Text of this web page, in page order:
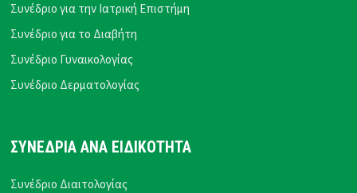
Συνέδριο για την Ιατρική Επιστήμη
Συνέδριο για το Διαβήτη
Συνέδριο Γυναικολογίας
Συνέδριο Δερματολογίας
ΣΥΝΕΔΡΙΑ ΑΝΑ ΕΙΔΙΚΟΤΗΤΑ
Συνέδριο Διαιτολογίας